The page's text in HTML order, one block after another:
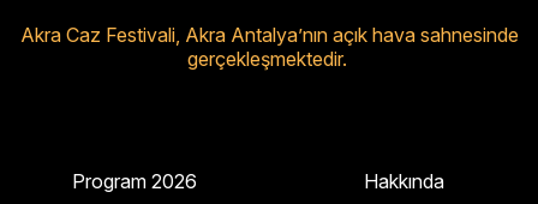
Akra Caz Festivali, Akra Antalya’nın açık hava sahnesinde
gerçekleşmektedir.
Program 2026
Hakkında